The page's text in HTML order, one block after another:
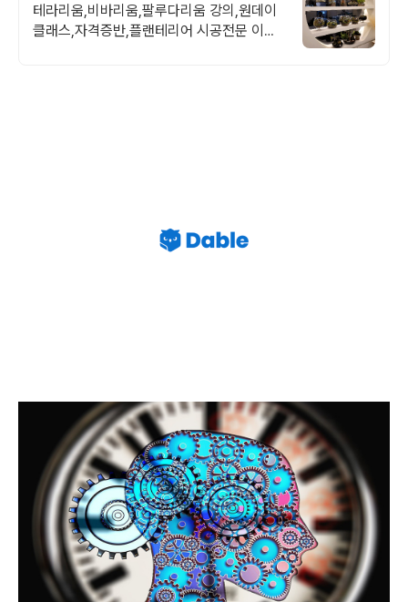
테라리움,비바리움,팔루다리움 강의,원데이
클래스,자격증반,플랜테리어 시공전문 이라